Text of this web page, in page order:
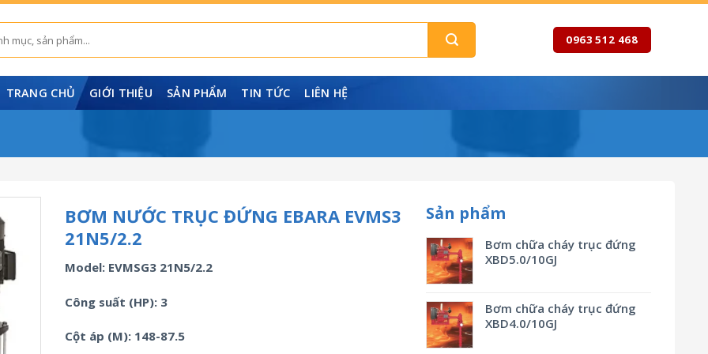
0963 512 468
TRANG CHỦ GIỚI THIỆU SẢN PHẨM TIN TỨC LIÊN HỆ
Sản phẩm
Bơm chữa cháy trục đứng
XBD5.0/10GJ
Bơm chữa cháy trục đứng
XBD4.0/10GJ
BƠM NƯỚC TRỤC ĐỨNG EBARA EVMS3
21N5/2.2
Model: EVMSG3 21N5/2.2
Công suất (HP): 3
Cột áp (M): 148-87.5